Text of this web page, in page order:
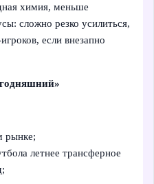
химия, меньше
сложно резко усилиться,
если внезапно
рынке;
летнее трансферное